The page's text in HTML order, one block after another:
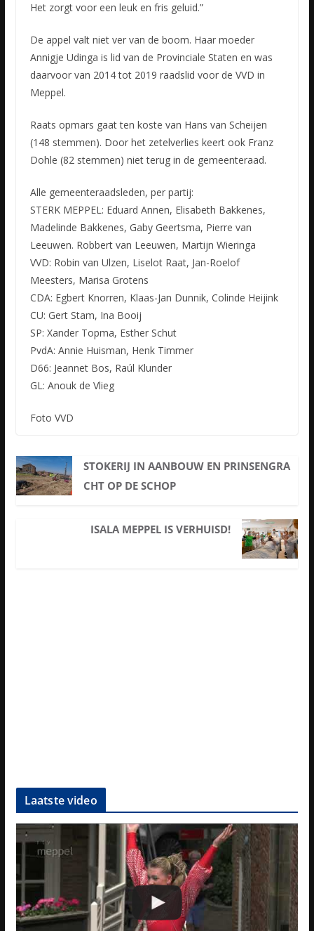
Het zorgt voor een leuk en fris geluid.”
De appel valt niet ver van de boom. Haar moeder
Annigje Udinga is lid van de Provinciale Staten en was
daarvoor van 2014 tot 2019 raadslid voor de VVD in
Meppel.
Raats opmars gaat ten koste van Hans van Scheijen
(148 stemmen). Door het zetelverlies keert ook Franz
Dohle (82 stemmen) niet terug in de gemeenteraad.
Alle gemeenteraadsleden, per partij:
STERK MEPPEL: Eduard Annen, Elisabeth Bakkenes,
Madelinde Bakkenes, Gaby Geertsma, Pierre van
Leeuwen. Robbert van Leeuwen, Martijn Wieringa
VVD: Robin van Ulzen, Liselot Raat, Jan-Roelof
Meesters, Marisa Grotens
CDA: Egbert Knorren, Klaas-Jan Dunnik, Colinde Heijink
CU: Gert Stam, Ina Booij
SP: Xander Topma, Esther Schut
PvdA: Annie Huisman, Henk Timmer
D66: Jeannet Bos, Raúl Klunder
GL: Anouk de Vlieg
Foto VVD
STOKERIJ IN AANBOUW EN PRINSENGRA
CHT OP DE SCHOP
ISALA MEPPEL IS VERHUISD!
Laatste video